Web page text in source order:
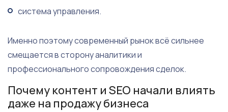
система управления.
Именно поэтому современный рынок всё сильнее
смещается в сторону аналитики и
профессионального сопровождения сделок.
Почему контент и SEO начали влиять
даже на продажу бизнеса